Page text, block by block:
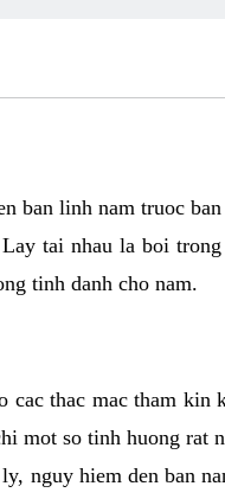
ban linh nam truoc ban
tai nhau la boi
tinh danh cho nam.
cac thac mac tham kin
mot so tinh huong rat
nguy hiem den ban